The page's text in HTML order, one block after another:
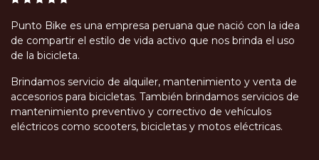
Punto Bike es una empresa peruana que nació con la idea
de compartir el estilo de vida activo que nos brinda el uso
de la bicicleta.
Brindamos servicio de alquiler, mantenimiento y venta de
accesorios para bicicletas. También brindamos servicios de
mantenimiento preventivo y correctivo de vehículos
eléctricos como scooters, bicicletas y motos eléctricas.